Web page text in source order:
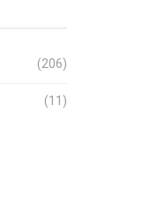
(206)
(11)